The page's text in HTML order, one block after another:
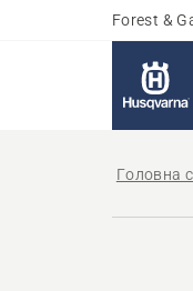
Forest &
Головна